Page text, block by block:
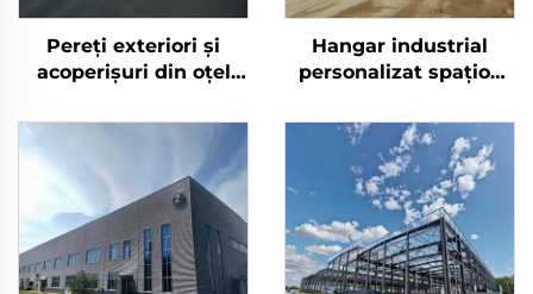
Pereți exteriori și
acoperișuri din oțel
din oțel pentru clădiri
Hangar industrial
personalizat spațios
Franța clădiri din oțel